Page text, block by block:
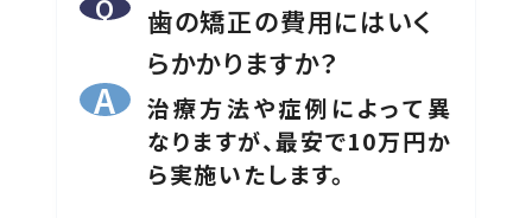
歯の矯正の費用にはいく
らかかりますか？
治療方法や症例によって異
なりますが、最安で10万円か
ら実施いたします。